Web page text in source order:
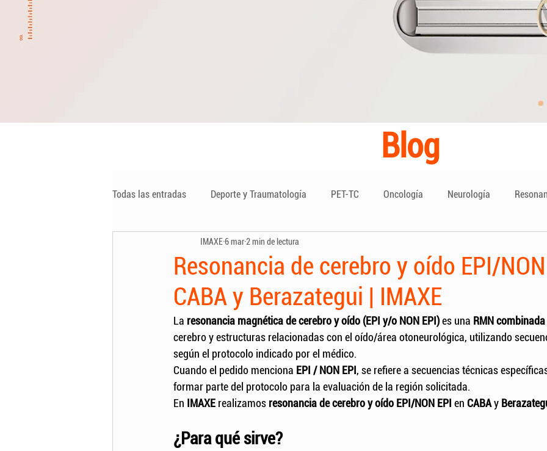
Blog
Todas las entradas Deporte y Traumatología PET-TC Oncología Neurología
Angio-Tomografía de Aorta Torácica
Resonancia de cerebro y oído EPI/
CABA y Berazategui | IMAXE
IMAXE6 mar2 min de lectura
La resonancia magnética de cerebro y oído (EPI y/o NON EPI) es una RMN combinada
cerebro y estructuras relacionadas con el oído/área otoneurológica, utilizando
según el protocolo indicado por el médico.
Cuando el pedido menciona EPI / NON EPI, se refiere a secuencias técnicas
formar parte del protocolo para la evaluación de la región solicitada.
En IMAXE realizamos resonancia de cerebro y oído EPI/NON EPI en CABA y
¿Para qué sirve?